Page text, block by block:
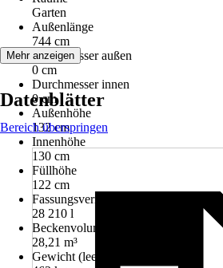
Garten
Außenlänge
744 cm
Durchmesser außen
0 cm
Durchmesser innen
0 cm
Außenhöhe
132 cm
Innenhöhe
130 cm
Füllhöhe
122 cm
Fassungsvermögen
28 210 l
Beckenvolumen
28,21 m³
Gewicht (leer)
Mehr anzeigen
Datenblätter
Bereich überspringen